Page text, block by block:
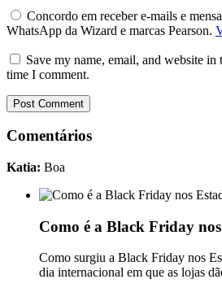
Concordo em receber e-mails e
WhatsApp da Wizard e marcas Pearson.
Save my name, email, and website
time I comment.
Comentários
Katia: Boa
Como é a Black Friday
Como surgiu a Black Friday nos
dia internacional em que as lojas